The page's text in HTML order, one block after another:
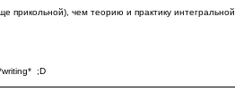
чем теорию и практику интегральной
;D